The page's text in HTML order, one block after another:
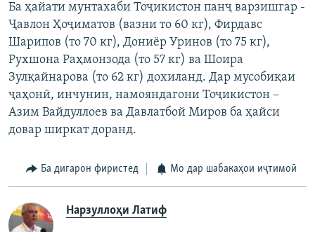
Ба ҳайати мунтахаби Тоҷикистон панҷ варзишгар -
Ҷавлон Ҳоҷиматов (вазни то 60 кг), Фирдавс
Шарипов (то 70 кг), Дониёр Уринов (то 75 кг),
Рухшона Раҳмонзода (то 57 кг) ва Шоира
Зулқайнарова (то 62 кг) дохиланд. Дар мусобиқаи
ҷаҳонӣ, инчунин, намояндагони Тоҷикистон –
Азим Вайдуллоев ва Давлатбой Миров ба ҳайси
довар ширкат доранд.
Ба дигарон фиристед Мо дар шабакаҳои иҷтимоӣ
Нарзуллоҳи Латиф